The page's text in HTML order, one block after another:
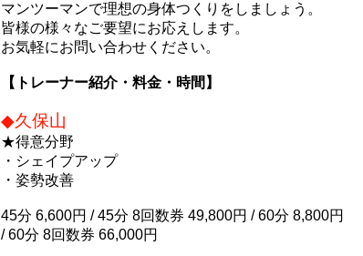
マンツーマンで理想の身体つくりをしましょう。
皆様の様々なご要望にお応えします。
お気軽にお問い合わせください。
【トレーナー紹介・料金・時間】
◆久保山
★得意分野
・シェイプアップ
・姿勢改善
45分 6,600円 / 45分 8回数券 49,800円 / 60分 8,800円
/ 60分 8回数券 66,000円